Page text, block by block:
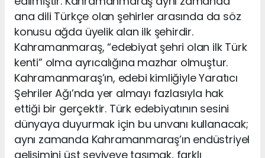
ana dili Türkçe olan şehirler arasında da söz
konusu ağda üyelik alan ilk şehirdir.
Kahramanmaraş, “edebiyat şehri olan ilk Türk
kenti” olma ayrıcalığına mazhar olmuştur.
Kahramanmaraş’ın, edebi kimliğiyle Yaratıcı
Şehriler Ağı’nda yer almayı fazlasıyla hak
ettiği bir gerçektir. Türk edebiyatının sesini
dünyaya duyurmak için bu unvanı kullanacak;
aynı zamanda Kahramanmaraş’ın endüstriyel
gelişimini üst seviyeye taşımak, farklı